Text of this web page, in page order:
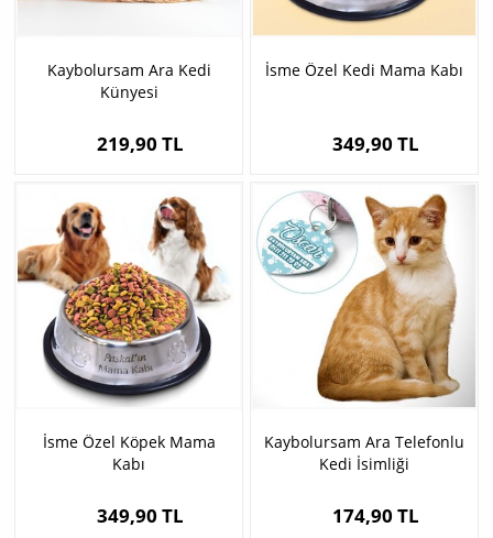
Kaybolursam Ara Kedi
Künyesi
219,90 TL
İsme Özel Kedi Mama Kabı
349,90 TL
İsme Özel Köpek Mama
Kabı
349,90 TL
Kaybolursam Ara Telefonlu
Kedi İsimliği
174,90 TL